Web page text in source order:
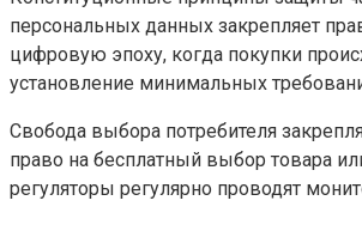
персональных данных закрепляет
цифровую эпоху, когда покупки
установление минимальных
Свобода выбора потребителя
право на бесплатный выбор товара
регуляторы регулярно проводят